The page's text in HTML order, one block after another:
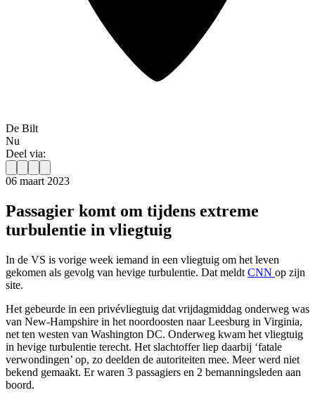
De Bilt
Nu
Deel via:
06 maart 2023
Passagier komt om tijdens extreme
turbulentie in vliegtuig
In de VS is vorige week iemand in een vliegtuig om het leven
gekomen als gevolg van hevige turbulentie. Dat meldt CNN op zijn
site.
Het gebeurde in een privévliegtuig dat vrijdagmiddag onderweg was
van New-Hampshire in het noordoosten naar Leesburg in Virginia,
net ten westen van Washington DC. Onderweg kwam het vliegtuig
in hevige turbulentie terecht. Het slachtoffer liep daarbij ‘fatale
verwondingen’ op, zo deelden de autoriteiten mee. Meer werd niet
bekend gemaakt. Er waren 3 passagiers en 2 bemanningsleden aan
boord.